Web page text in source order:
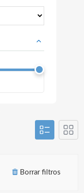
Borrar filtros